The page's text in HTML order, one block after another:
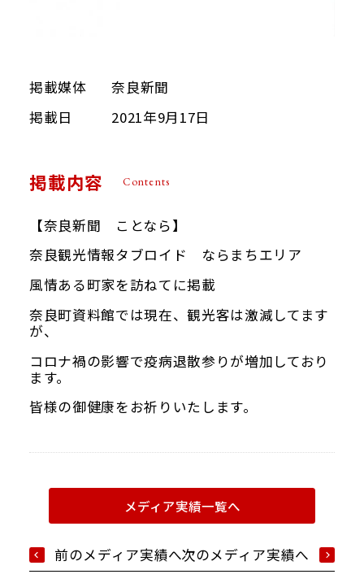
掲載媒体
奈良新聞
掲載日
2021年9月17日
掲載内容 Contents
【奈良新聞 ことなら】
奈良観光情報タブロイド ならまちエリア
風情ある町家を訪ねてに掲載
奈良町資料館では現在、観光客は激減してます
が、
コロナ禍の影響で疫病退散参りが増加しており
ます。
皆様の御健康をお祈りいたします。
前のメディア実績へ
メディア実績一覧へ
次のメディア実績へ